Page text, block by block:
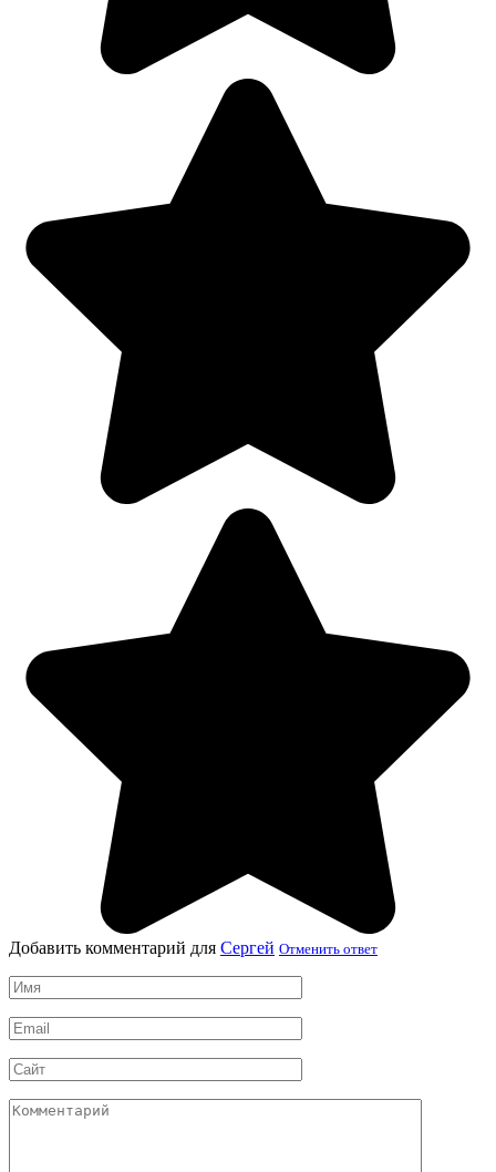
Добавить комментарий для Сергей Отменить ответ
Имя
*
Email
*
Сайт
Комментарий